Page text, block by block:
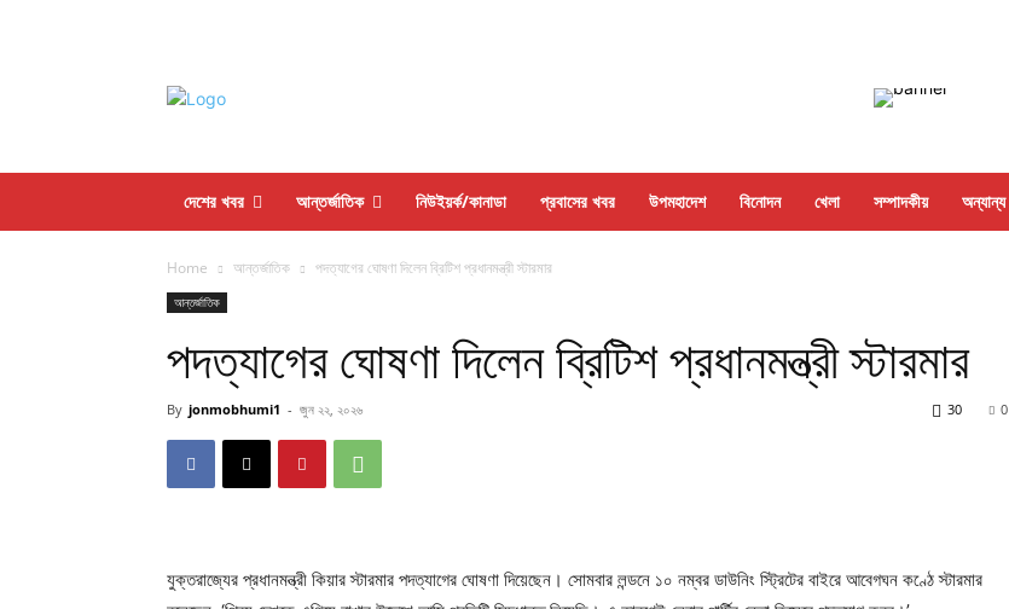
দেশের খবর আন্তর্জাতিক নিউইয়র্ক/কানাডা প্রবাসের খবর উপমহাদেশ বিনোদন খেলা সম্পাদকীয় অন্যান্য
Home আন্তর্জাতিক পদত্যাগের ঘোষণা দিলেন ব্রিটিশ প্রধানমন্ত্রী স্টারমার
আন্তর্জাতিক
পদত্যাগের ঘোষণা দিলেন ব্রিটিশ প্রধানমন্ত্রী স্টারমার
By jonmobhumi1 - জুন ২২, ২০২৬ 0
30
যুক্তরাজ্যের প্রধানমন্ত্রী কিয়ার স্টারমার পদত্যাগের ঘোষণা দিয়েছেন। সোমবার লন্ডনে ১০ নম্বর ডাউনিং স্ট্রিটের বাইরে আবেগঘন কণ্ঠে স্টারমার